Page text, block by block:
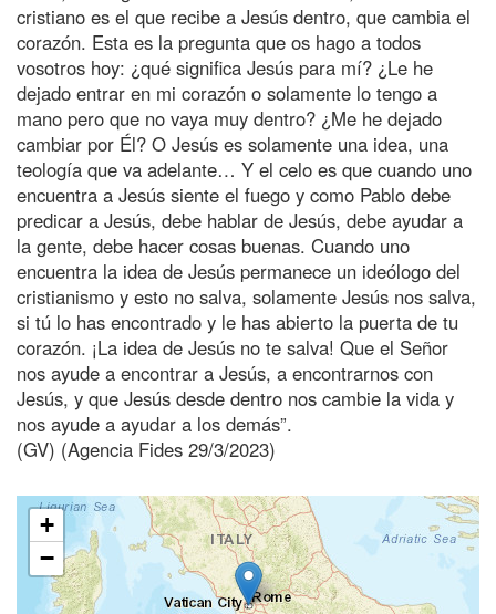
cristiano es el que recibe a Jesús dentro, que cambia el
corazón. Esta es la pregunta que os hago a todos
vosotros hoy: ¿qué significa Jesús para mí? ¿Le he
dejado entrar en mi corazón o solamente lo tengo a
mano pero que no vaya muy dentro? ¿Me he dejado
cambiar por Él? O Jesús es solamente una idea, una
teología que va adelante… Y el celo es que cuando uno
encuentra a Jesús siente el fuego y como Pablo debe
predicar a Jesús, debe hablar de Jesús, debe ayudar a
la gente, debe hacer cosas buenas. Cuando uno
encuentra la idea de Jesús permanece un ideólogo del
cristianismo y esto no salva, solamente Jesús nos salva,
si tú lo has encontrado y le has abierto la puerta de tu
corazón. ¡La idea de Jesús no te salva! Que el Señor
nos ayude a encontrar a Jesús, a encontrarnos con
Jesús, y que Jesús desde dentro nos cambie la vida y
nos ayude a ayudar a los demás”.
(GV) (Agencia Fides 29/3/2023)
+
−